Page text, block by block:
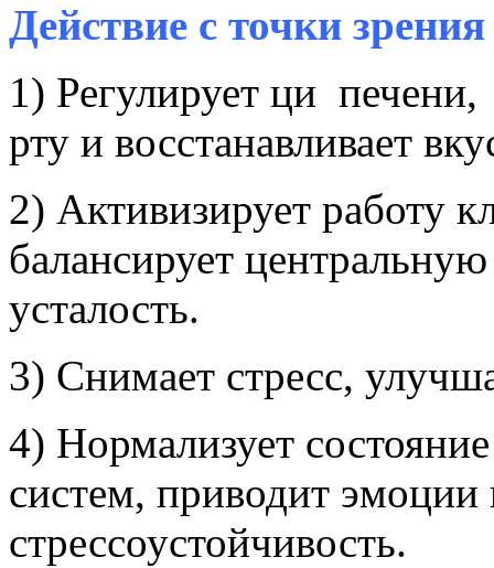
Действие с точки
1) Регулирует ци
рту и восстанавливает
2) Активизирует работу
балансирует
усталость.
3) Снимает стресс,
4) Нормализует
систем, приводит
стрессоустойчивость.